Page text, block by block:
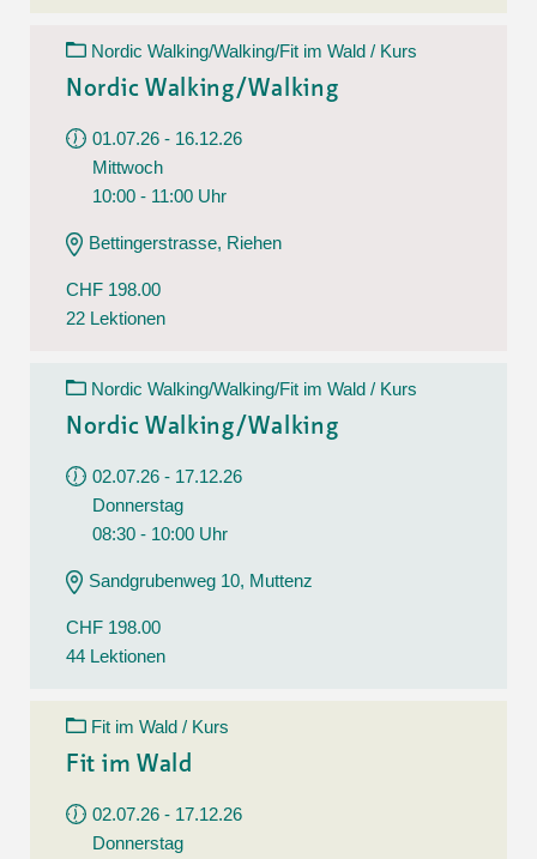
Nordic Walking/Walking/Fit im Wald / Kurs
Nordic Walking/Walking
01.07.26 - 16.12.26
Mittwoch
10:00 - 11:00 Uhr
Bettingerstrasse, Riehen
CHF 198.00
22 Lektionen
Nordic Walking/Walking/Fit im Wald / Kurs
Nordic Walking/Walking
02.07.26 - 17.12.26
Donnerstag
08:30 - 10:00 Uhr
Sandgrubenweg 10, Muttenz
CHF 198.00
44 Lektionen
Fit im Wald / Kurs
Fit im Wald
02.07.26 - 17.12.26
Donnerstag